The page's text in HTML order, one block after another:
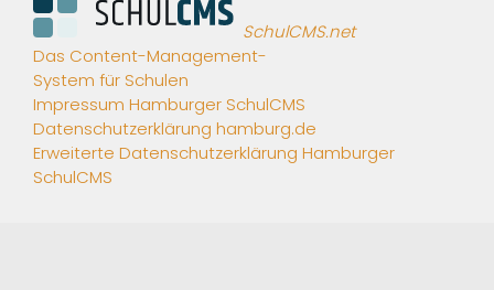
SchulCMS.net
Das Content-Management-
System für Schulen
Impressum Hamburger SchulCMS
Datenschutzerklärung hamburg.de
Erweiterte Datenschutzerklärung Hamburger
SchulCMS